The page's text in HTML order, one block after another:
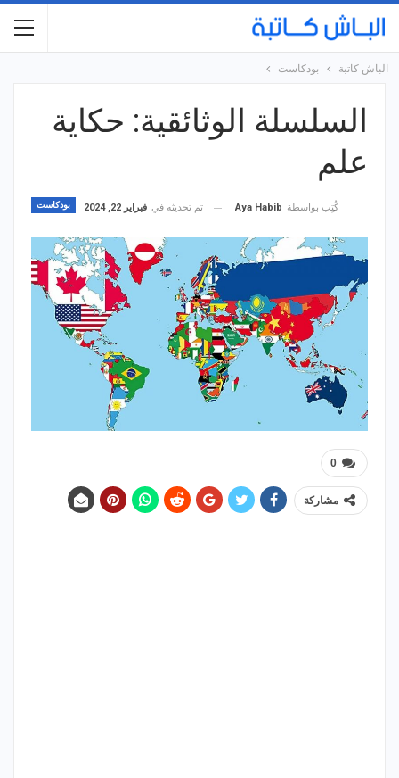
الباش كاتبة بودكاست
السلسلة الوثائقية: حكاية
علم
بودكاست كُتِب بواسطة Aya Habib تم تحديثه في فبراير 22, 2024
0
مشاركة